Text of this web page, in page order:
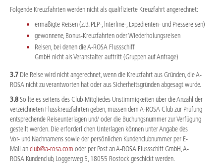
Folgende Kreuzfahrten werden nicht als qualifizierte Kreuzfahrt angerechnet:
ermäßigte Reisen (z.B. PEP-, lnterline-, Expedienten- und Pressereisen)
gewonnene, Bonus-Kreuzfahrten oder Wiederholungsreisen
Reisen, bei denen die A-ROSA Flussschiff
GmbH nicht als Veranstalter auftritt (Gruppen auf Anfrage)
3.7 Die Reise wird nicht angerechnet, wenn die Kreuzfahrt aus Gründen, die A-
ROSA nicht zu verantworten hat oder aus Sicherheitsgründen abgesagt wurde.
3.8Sollte es seitens des Club-Mitgliedes Unstimmigkeiten über die Anzahl der
verzeichneten Flusskreuzfahrten geben, müssen dem A-ROSA Club zur Prüfung
entsprechende Reiseunterlagen und/ oder die Buchungsnummer zur Verfügung
gestellt werden. Die erforderlichen Unterlagen können unter Angabe des
Vor- und Nachnamens sowie der persönlichen Kundenclubnummer per E-
Mail anclub@a-rosa.com oder per Post an A-ROSA Flussschiff GmbH, A-
ROSA Kundenclub, Loggerweg 5, 18055 Rostock geschickt werden.